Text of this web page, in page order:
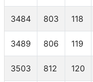
3484 803 118
3489 806 119
3503 812 120